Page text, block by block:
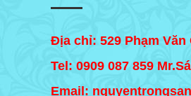
Địa chỉ: 529 Phạm Văn
Tel: 0909 087 859
Email: